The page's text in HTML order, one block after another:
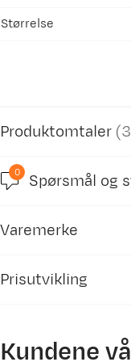
Størrelse
Produktomtaler (3
4.8
Anne B Bekreftet kjøper
0 Spørsmål og
Varemerke
Prisutvikling
950
Kundene